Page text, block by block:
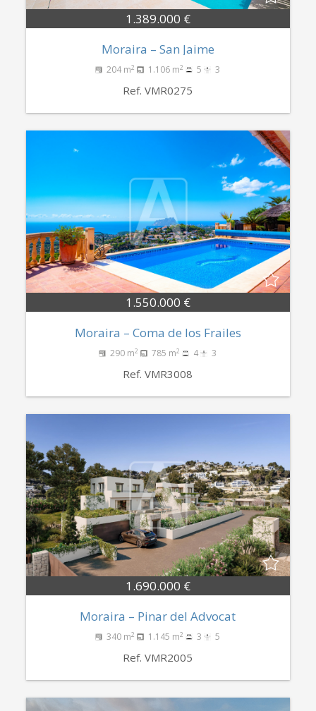
1.389.000 €
Moraira – San Jaime
204 m2 1.106 m2 5 3
Ref. VMR0275
1.550.000 €
Moraira – Coma de los Frailes
290 m2 785 m2 4 3
Ref. VMR3008
1.690.000 €
Moraira – Pinar del Advocat
340 m2 1.145 m2 3 5
Ref. VMR2005